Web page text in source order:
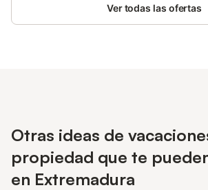
Ver todas las ofertas
Otras ideas de
propiedad que te
en Extremadura